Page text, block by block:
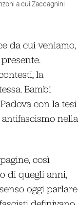
a cui Zaccagnini
da cui veniamo,
la
Bambi
con la tesi
nella
così
di quegli anni,
oggi parlare